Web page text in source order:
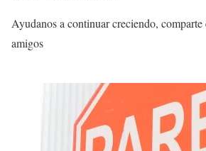
Ayudanos a continuar creciendo,
amigos